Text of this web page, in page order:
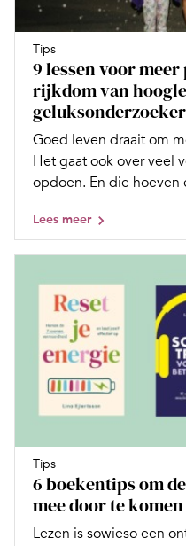
Tips
9 lessen voor
rijkdom van
Goed leven draait om
Het gaat ook over veel
opdoen. En die hoeven
Lees meer
Tips
6 boekentips om
mee door te komen
Lezen is sowieso een